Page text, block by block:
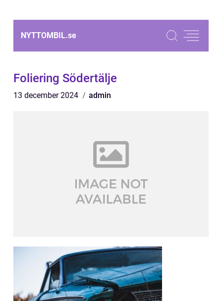
NYTTOMBIL.se
Foliering Södertälje
13 december 2024 admin